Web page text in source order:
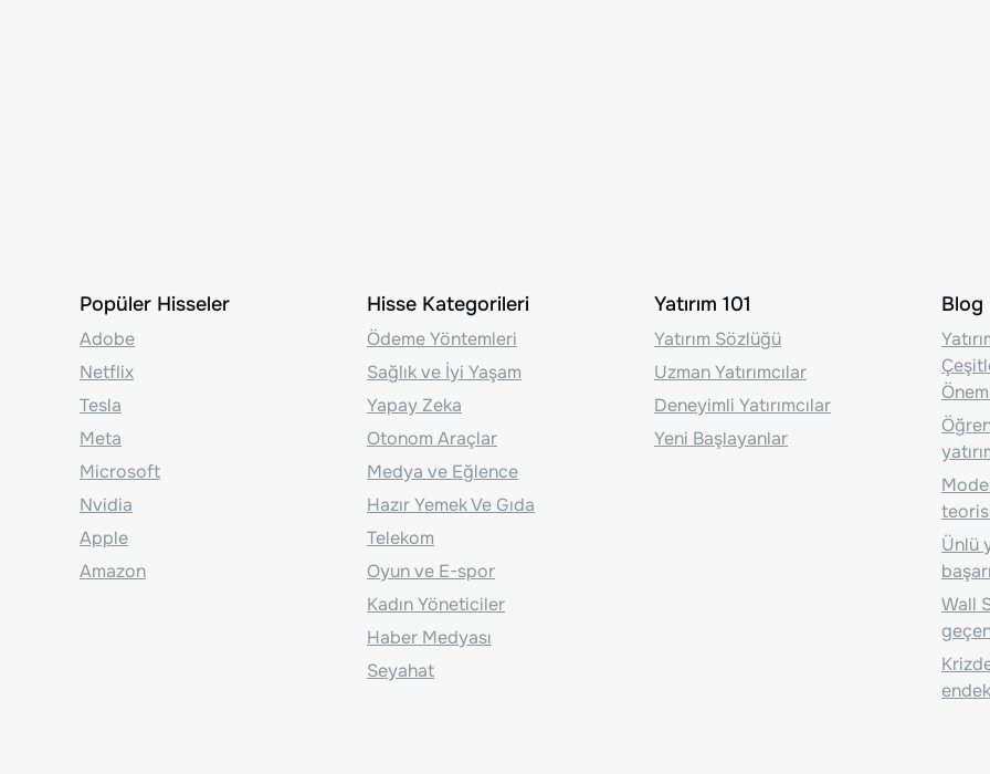
Popüler Hisseler
Adobe
Netflix
Tesla
Meta
Microsoft
Nvidia
Apple
Amazon
Hisse Kategorileri
Ödeme Yöntemleri
Sağlık ve İyi Yaşam
Yapay Zeka
Otonom Araçlar
Medya ve Eğlence
Hazır Yemek Ve Gıda
Telekom
Oyun ve E-spor
Kadın Yöneticiler
Haber Medyası
Seyahat
Yatırım 101
Yatırım Sözlüğü
Uzman Yatırımcılar
Deneyimli Yatırımcılar
Yeni Başlayanlar
Blog
Ünlü
Wall